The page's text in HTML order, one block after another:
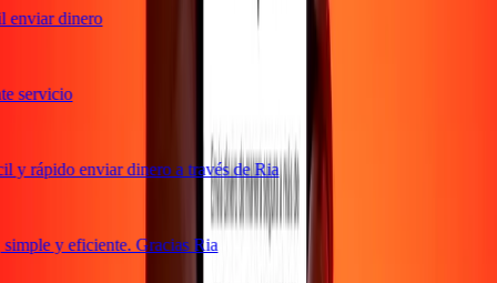
dinero
servicio
rápido enviar dinero a través de Ria
y eficiente. Gracias Ria